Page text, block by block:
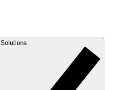
Solutions